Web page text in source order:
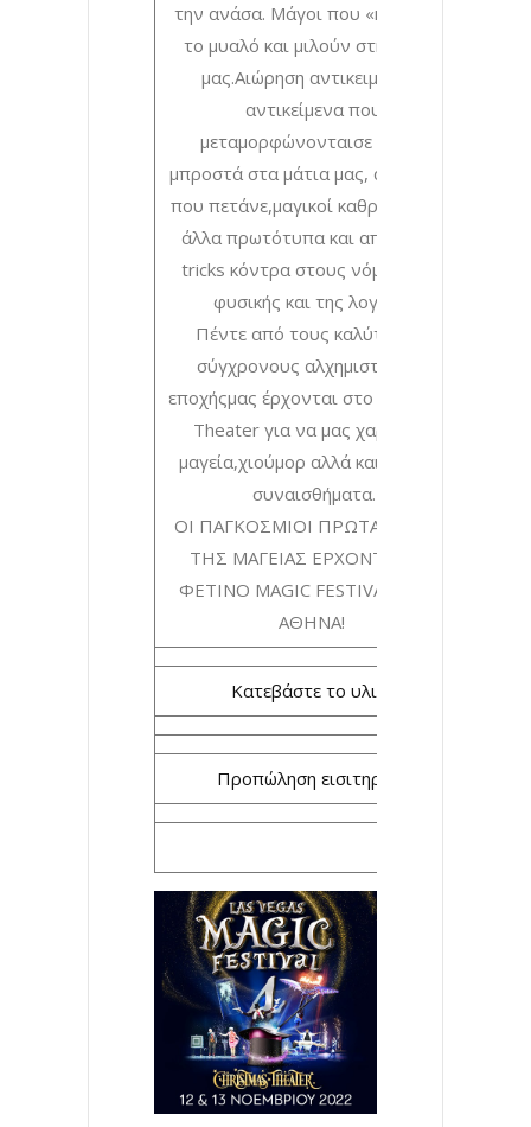
την ανάσα. Μάγοι που «κλέβουν»
το μυαλό και μιλούν στην ψυχή
μας.Αιώρηση αντικειμένων,
αντικείμενα που
μεταμορφώνονταισε σκόνη
μπροστά στα μάτια μας, άνθρωποι
που πετάνε,μαγικοί καθρέφτες και
άλλα πρωτότυπα και απίστευτα
tricks κόντρα στους νόμους της
φυσικής και της λογικής.
Πέντε από τους καλύτερους
σύγχρονους αλχημιστές της
εποχήςμας έρχονται στο Christmas
Theater για να μας χαρίσουν
μαγεία,χιούμορ αλλά και δυνατά
συναισθήματα.
ΟΙ ΠΑΓΚΟΣΜΙΟΙ ΠΡΩΤΑΘΛΗΤΕΣ
ΤΗΣ ΜΑΓΕΙΑΣ ΕΡΧΟΝΤΑΙΣΤΟ
ΦΕΤΙΝΟ MAGIC FESTIVAL ΣΤΗΝ
ΑΘΗΝΑ!
Κατεβάστε το υλικό
Προπώληση εισιτηρίων